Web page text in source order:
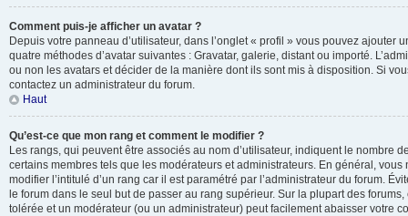
Comment puis-je afficher un avatar ?
Depuis votre panneau d’utilisateur, dans l’onglet « profil » vous pouvez ajouter
quatre méthodes d’avatar suivantes : Gravatar, galerie, distant ou importé.
ou non les avatars et décider de la manière dont ils sont mis à disposition. Si
contactez un administrateur du forum.
Haut
Qu’est-ce que mon rang et comment le modifier ?
Les rangs, qui peuvent être associés au nom d’utilisateur, indiquent le nombre
certains membres tels que les modérateurs et administrateurs. En général, vous
modifier l’intitulé d’un rang car il est paramétré par l’administrateur du forum.
le forum dans le seul but de passer au rang supérieur. Sur la plupart des
tolérée et un modérateur (ou un administrateur) peut facilement abaisser votre